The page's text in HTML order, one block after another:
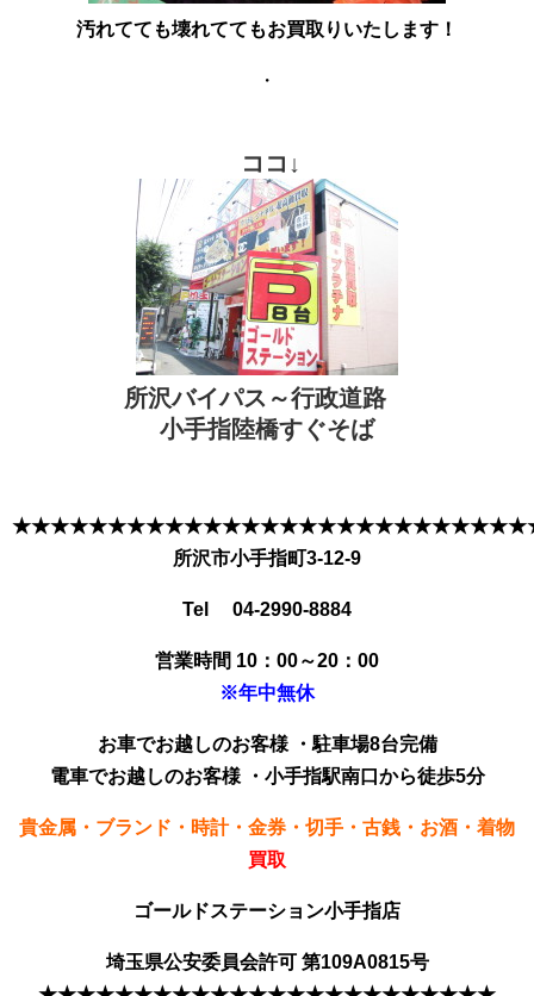
汚れてても壊れててもお買取りいたします！
・
ココ↓
所沢バイパス～行政道路
小手指陸橋すぐそば
所沢市小手指町3-12-9
Tel 04-2990-8884
営業時間 10：00～20：00
※年中無休
お車でお越しのお客様 ・駐車場8台完備
電車でお越しのお客様 ・小手指駅南口から徒歩5分
貴金属・ブランド・時計・金券・切手・古銭・お酒・着物
買取
ゴールドステーション小手指店
埼玉県公安委員会許可 第109A0815号